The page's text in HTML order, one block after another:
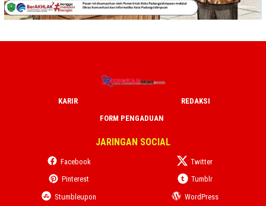
KARIR
REDAKSI
FORM PENGADUAN
JARINGAN SOCIAL
Facebook
Twitter
Pinterest
Tumblr
Stumbleupon
WordPress